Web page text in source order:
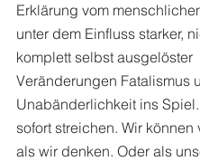
Erklärung vom
unter dem Einfluss starker,
komplett selbst ausgelöster
Veränderungen Fatalismus
Unabänderlichkeit ins
sofort streichen. Wir können
als wir denken. Oder als